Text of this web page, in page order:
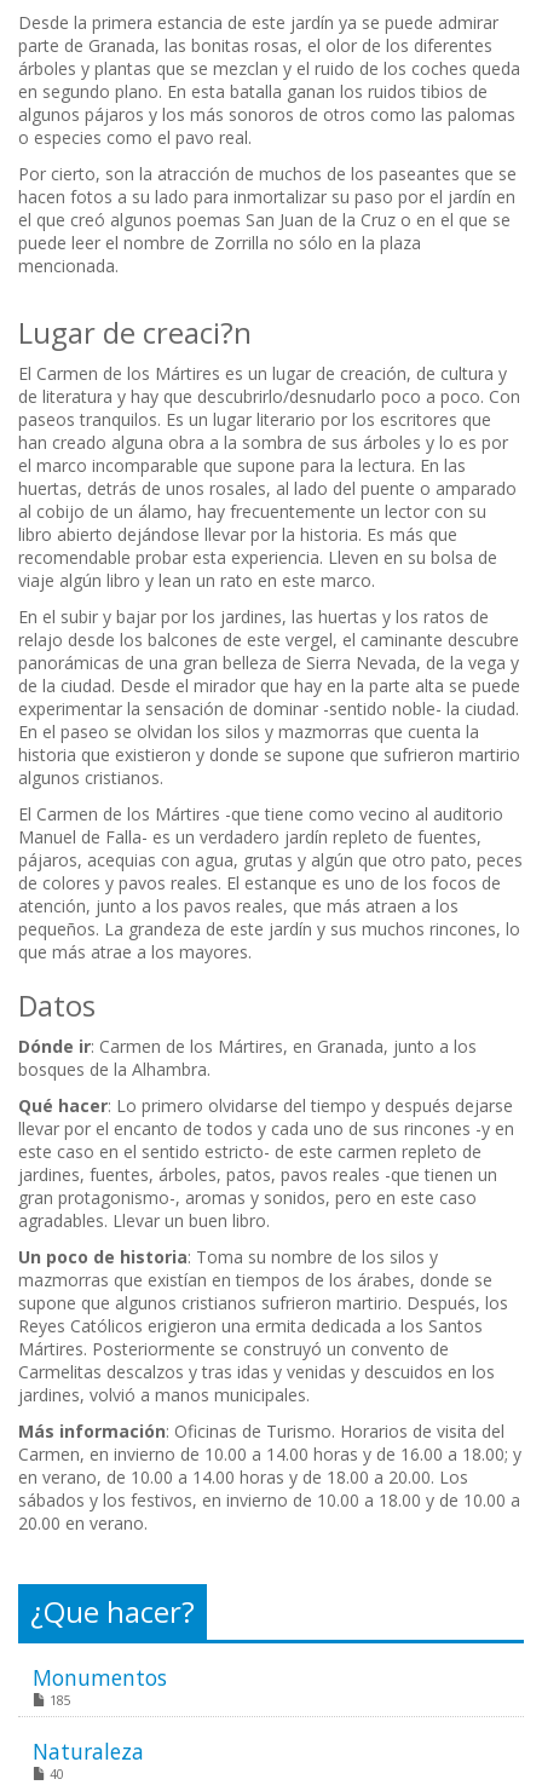
Desde la primera estancia de este jardín ya se puede admirar
parte de Granada, las bonitas rosas, el olor de los diferentes
árboles y plantas que se mezclan y el ruido de los coches queda
en segundo plano. En esta batalla ganan los ruidos tibios de
algunos pájaros y los más sonoros de otros como las palomas
o especies como el pavo real.
Por cierto, son la atracción de muchos de los paseantes que se
hacen fotos a su lado para inmortalizar su paso por el jardín en
el que creó algunos poemas San Juan de la Cruz o en el que se
puede leer el nombre de Zorrilla no sólo en la plaza
mencionada.
Lugar de creaci?n
El Carmen de los Mártires es un lugar de creación, de cultura y
de literatura y hay que descubrirlo/desnudarlo poco a poco. Con
paseos tranquilos. Es un lugar literario por los escritores que
han creado alguna obra a la sombra de sus árboles y lo es por
el marco incomparable que supone para la lectura. En las
huertas, detrás de unos rosales, al lado del puente o amparado
al cobijo de un álamo, hay frecuentemente un lector con su
libro abierto dejándose llevar por la historia. Es más que
recomendable probar esta experiencia. Lleven en su bolsa de
viaje algún libro y lean un rato en este marco.
En el subir y bajar por los jardines, las huertas y los ratos de
relajo desde los balcones de este vergel, el caminante descubre
panorámicas de una gran belleza de Sierra Nevada, de la vega y
de la ciudad. Desde el mirador que hay en la parte alta se puede
experimentar la sensación de dominar -sentido noble- la ciudad.
En el paseo se olvidan los silos y mazmorras que cuenta la
historia que existieron y donde se supone que sufrieron martirio
algunos cristianos.
El Carmen de los Mártires -que tiene como vecino al auditorio
Manuel de Falla- es un verdadero jardín repleto de fuentes,
pájaros, acequias con agua, grutas y algún que otro pato, peces
de colores y pavos reales. El estanque es uno de los focos de
atención, junto a los pavos reales, que más atraen a los
pequeños. La grandeza de este jardín y sus muchos rincones, lo
que más atrae a los mayores.
Datos
Dónde ir: Carmen de los Mártires, en Granada, junto a los
bosques de la Alhambra.
Qué hacer: Lo primero olvidarse del tiempo y después dejarse
llevar por el encanto de todos y cada uno de sus rincones -y en
este caso en el sentido estricto- de este carmen repleto de
jardines, fuentes, árboles, patos, pavos reales -que tienen un
gran protagonismo-, aromas y sonidos, pero en este caso
agradables. Llevar un buen libro.
Un poco de historia: Toma su nombre de los silos y
mazmorras que existían en tiempos de los árabes, donde se
supone que algunos cristianos sufrieron martirio. Después, los
Reyes Católicos erigieron una ermita dedicada a los Santos
Mártires. Posteriormente se construyó un convento de
Carmelitas descalzos y tras idas y venidas y descuidos en los
jardines, volvió a manos municipales.
Más información: Oficinas de Turismo. Horarios de visita del
Carmen, en invierno de 10.00 a 14.00 horas y de 16.00 a 18.00; y
en verano, de 10.00 a 14.00 horas y de 18.00 a 20.00. Los
sábados y los festivos, en invierno de 10.00 a 18.00 y de 10.00 a
20.00 en verano.
¿Que hacer?
Monumentos
185
Naturaleza
40